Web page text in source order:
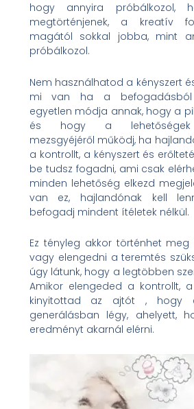
hogy annyira próbálkozol,
megtörténjenek, a kreatív
magától sokkal jobba, mint
próbálkozol.
Nem használhatod a kényszert
mi van ha a befogadásból
egyetlen módja annak, hogy a
és hogy a lehetőségek
mezsgyéjéről működj, ha
a kontrollt, a kényszert és
be tudsz fogadni, ami csak
minden lehetőség elkezd
van ez, hajlandónak kell
befogadj mindent ítéletek nélkül.
Ez tényleg akkor történhet
vagy elengedni a teremtés
úgy látunk, hogy a legtöbben
Amikor elengeded a kontrollt,
kinyitottad az ajtót , hogy
generálásban légy, ahelyett,
eredményt akarnál elérni.